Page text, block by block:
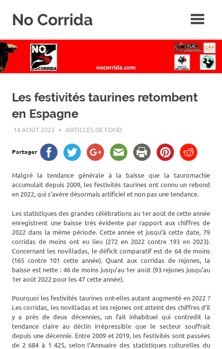
No Corrida
de
la
corrida
Les festivités taurines retombent
en Espagne
14 AOÛT 2023 ROGER LAHANA
ARTICLES DE FOND
Partager
Malgré la tendance générale à la baisse que la tauromachie
accumulait depuis 2009, les festivités taurines ont connu un rebond
en 2022, qui s’avère désormais artificiel et non pas une tendance.
Les statistiques des grandes célébrations au 1er août de cette année
enregistrent une baisse très évidente par rapport aux chiffres de
2022 dans la même période. Cette année et jusqu’à cette date, 79
corridas de moins ont eu lieu (272 en 2022 contre 193 en 2023).
Concernant les novilladas, le déficit comparatif est de 64 de moins
(165 contre 101 cette année). Quant aux corridas de rejones, la
baisse est nette : 46 de moins jusqu’au 1er août (93 rejones jusqu’au
1er août 2022 pour les 47 cette année).
Pourquoi les festivités taurines ont-elles autant augmenté en 2022 ?
Les corridas, les novilladas et les rejones ont atteint des chiffres d’il
y a près de deux décennies, un fait inhabituel qui contredit la
tendance claire au déclin irrépressible que le secteur souffrait
depuis une décennie. Entre 2009 et 2019, les festivités sont passées
de 2 684 à 1 425, selon l’Annuaire des statistiques culturelles du